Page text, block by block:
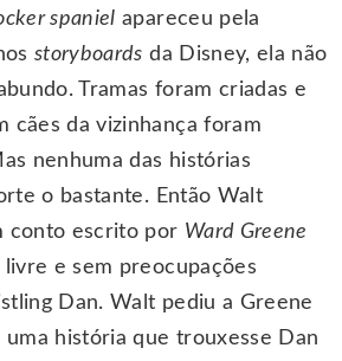
spaniel apareceu pela
storyboards da Disney, ela não
Tramas foram criadas e
cães da vizinhança foram
nenhuma das histórias
o bastante. Então Walt
conto escrito por Ward Greene
e sem preocupações
Dan. Walt pediu a Greene
uma história que trouxesse Dan